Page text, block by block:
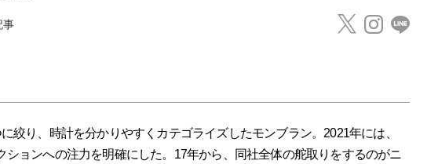
事
絞り、時計を分かりやすくカテゴライズしたモンブラン。2021年には、
ションへの注力を明確にした。17年から、同社全体の舵取りをするのがニ